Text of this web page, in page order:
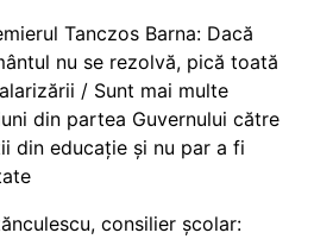
Tanczos Barna: Dacă
nu se rezolvă, pică toată
/ Sunt mai multe
din partea Guvernului către
din educație și nu par a fi
consilier școlar: